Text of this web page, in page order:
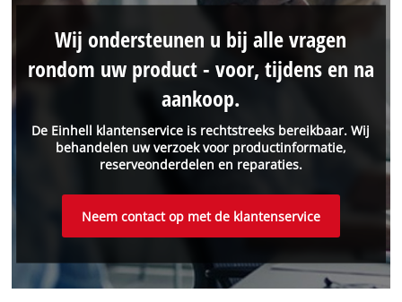
De Einhell klantenservice is rechtstreeks bereikbaar. Wij
behandelen uw verzoek voor productinformatie,
reserveonderdelen en reparaties.
Wij ondersteunen u bij alle vragen
rondom uw product - voor, tijdens en na
aankoop.
Neem contact op met de klantenservice